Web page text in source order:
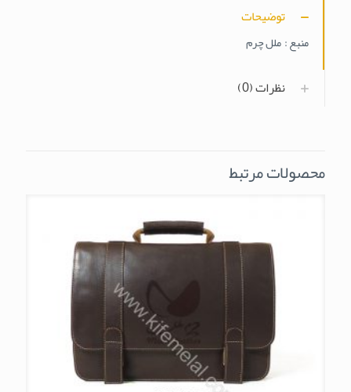
توضیحات
منبع :ملل چرم
نظرات (0)
محصولات مرتبط